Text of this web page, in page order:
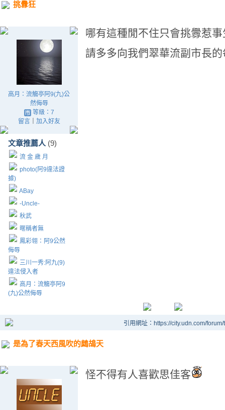
挑釁狂
高月：流觴亭阿9(九)公
然侮辱
等級：7
留言｜ 加入好友
文章推薦人 (9)
流 金 歲 月
photo(阿9違法證
據)
ABay
-Uncle-
秋武
暱稱者無
鳳彩翎：阿9公然
侮辱
三川一秀:阿九(9)
違法侵入者
高月：流觴亭阿9
(九)公然侮辱
哪有這種閒不住只會挑釁惹
請多多向我們翠華流副市長
引用網址：https://city.udn.com/
是為了春天西風吹的鷓鴣天
怪不得有人喜歡思佳客